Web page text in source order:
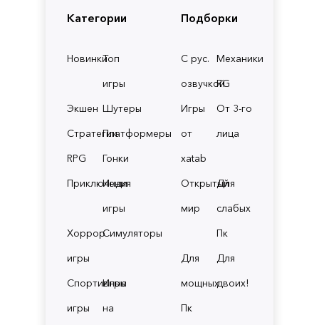
Категории
НовинкиТоп
игры
Экшен Шутеры
СтратегииПлатформеры
RPG
Гонки
Приключения
Инди
игры
Хоррор
игры
Симуляторы
Спортивные
игры
Игры
на
Подборки
С рус.
озвучкой
Механики
RG
Игры
от
xatab
От 3-го
лица
Открытый
мир
Для
слабых
Пк
Для
мощных
Пк
Для
двоих!